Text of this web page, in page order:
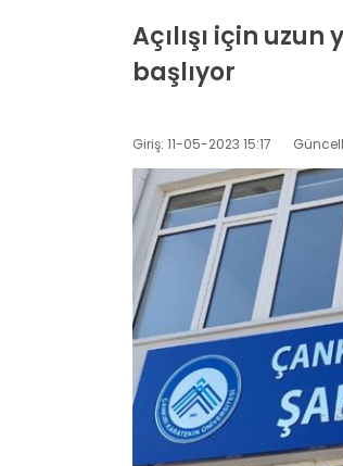
Açılışı için
başlıyor
Giriş: 11-05-2023 15:17